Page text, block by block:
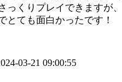
っくりプレイできますが
とても面白かったです！
03-21 09:00:55